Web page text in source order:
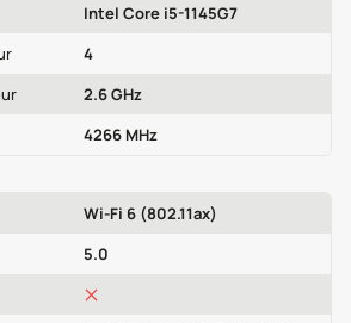
Intel Core i5-1145G7
4
2.6 GHz
4266 MHz
Wi-Fi 6 (802.11ax)
5.0